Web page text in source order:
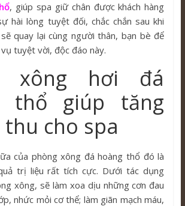
, giúp spa giữ chân được khách hàng
hài lòng tuyệt đối, chắc chắn sau khi
quay lại cùng người thân, bạn bè để
tuyệt vời, độc đáo này.
xông hơi đá
thổ giúp tăng
cho spa
của phòng xông đá hoàng thổ đó là
trị liệu rất tích cực. Dưới tác dụng
xông, sẽ làm xoa dịu những cơn đau
nhức mỏi cơ thể; làm giãn mạch máu,